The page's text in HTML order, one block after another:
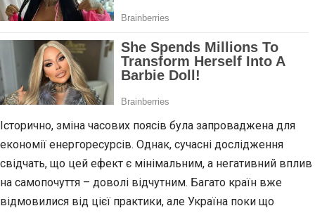
Історично, зміна часових поясів була запроваджена для
економії енергоресурсів. Однак, сучасні дослідження
свідчать, що цей ефект є мінімальним, а негативний вплив
на самопочуття – доволі відчутним. Багато країн вже
відмовилися від цієї практики, але Україна поки що